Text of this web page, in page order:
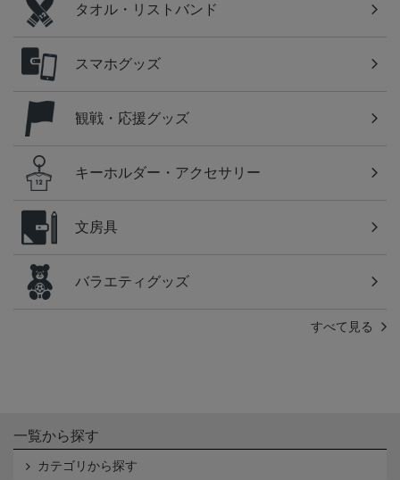
タオル・リストバンド
スマホグッズ
観戦・応援グッズ
キーホルダー・アクセサリー
文房具
バラエティグッズ
すべて見る
一覧から探す
カテゴリから探す